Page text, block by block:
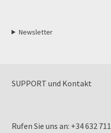
Newsletter
SUPPORT und Kontakt
Rufen Sie uns an: +34 632